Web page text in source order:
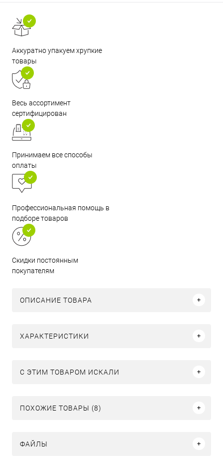
Аккуратно упакуем хрупкие
товары
Весь ассортимент
сертифицирован
Принимаем все способы
оплаты
Профессиональная помощь в
подборе товаров
Скидки постоянным
покупателям
ОПИСАНИЕ ТОВАРА
ХАРАКТЕРИСТИКИ
C ЭТИМ ТОВАРОМ ИСКАЛИ
ПОХОЖИЕ ТОВАРЫ (8)
ФАЙЛЫ